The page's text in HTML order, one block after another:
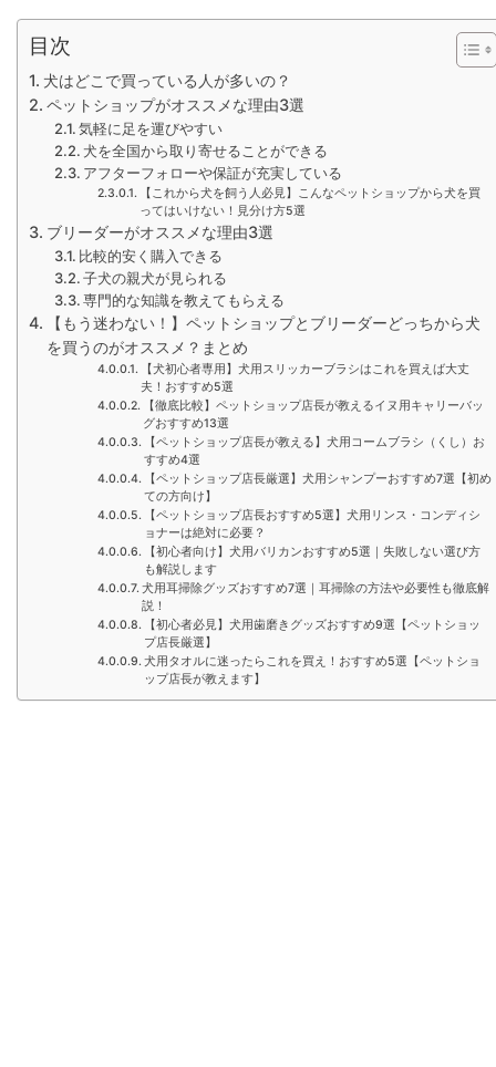
目次
犬はどこで買っている人が多いの？
ペットショップがオススメな理由3選
気軽に足を運びやすい
犬を全国から取り寄せることができる
アフターフォローや保証が充実している
【これから犬を飼う人必見】こんなペットショップから犬を買
ってはいけない！見分け方5選
ブリーダーがオススメな理由3選
比較的安く購入できる
子犬の親犬が見られる
専門的な知識を教えてもらえる
【もう迷わない！】ペットショップとブリーダーどっちから犬
を買うのがオススメ？まとめ
【犬初心者専用】犬用スリッカーブラシはこれを買えば大丈
夫！おすすめ5選
【徹底比較】ペットショップ店長が教えるイヌ用キャリーバッ
グおすすめ13選
【ペットショップ店長が教える】犬用コームブラシ（くし）お
すすめ4選
【ペットショップ店長厳選】犬用シャンプーおすすめ7選【初め
ての方向け】
【ペットショップ店長おすすめ5選】犬用リンス・コンディシ
ョナーは絶対に必要？
【初心者向け】犬用バリカンおすすめ5選｜失敗しない選び方
も解説します
犬用耳掃除グッズおすすめ7選｜耳掃除の方法や必要性も徹底解
説！
【初心者必見】犬用歯磨きグッズおすすめ9選【ペットショッ
プ店長厳選】
犬用タオルに迷ったらこれを買え！おすすめ5選【ペットショ
ップ店長が教えます】